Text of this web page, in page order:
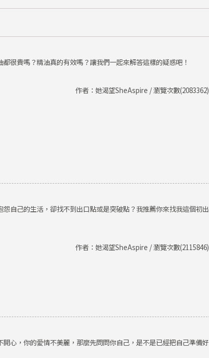
很貴嗎？精油真的有效嗎？讓我們一起來解答這樣的疑惑吧！
作者：她渴望SheAspire / 瀏覽次數(2083362)
自己的生活，卻找不到出口點或是突破點？我推薦你來找我這個初出
作者：她渴望SheAspire / 瀏覽次數(2115846)
心，你的愛情不美麗，那麼先問問你自己，是不是已經把自己準備好